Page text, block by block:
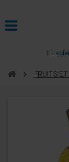
FRUITS